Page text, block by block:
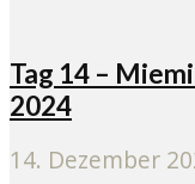
Tag 14 –
2024
14. Dezember